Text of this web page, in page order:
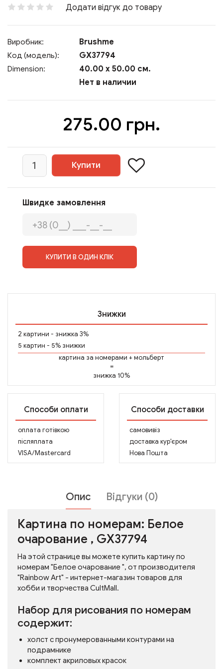
Додати відгук до товару
Виробник: Brushme
Код (модель): GX37794
Dimension:
40.00 x 50.00 см.
Нет в наличии
275.00 грн.
Швидке замовлення
КУПИТИ В ОДИН КЛІК
Знижки
2 картини - знижка 3%
5 картин - 5% знижки
картина за номерами +мольберт
=
знижка 10%
Способи оплати
оплата готівкою
післяплата
VISA/Mastercard
Способи доставки
самовивіз
доставка кур'єром
Нова Пошта
Опис Відгуки (0)
Картина по номерам: Белое
очарование , GX37794
На этой странице вы можете купить картину по
номерам "Белое очарование ", от производителя
"Rainbow Art" - интернет-магазин товаров для
хобби и творчества CultMall.
Набор для рисования по номерам
содержит:
холст с пронумерованными контурами на
подрамнике
комплект акриловых красок